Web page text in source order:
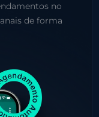
no
de forma